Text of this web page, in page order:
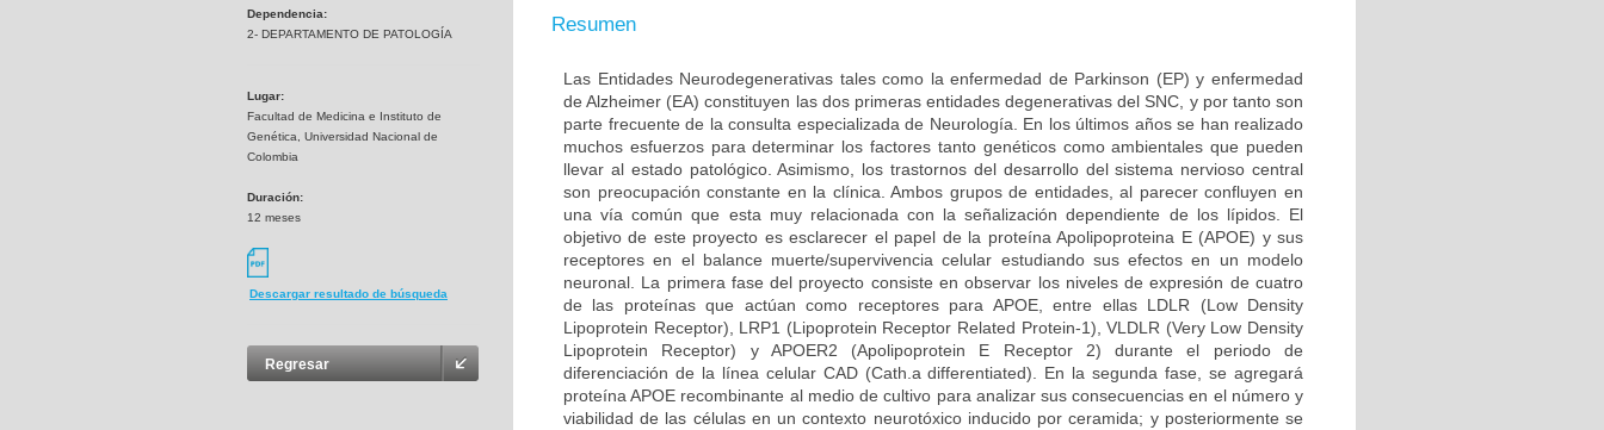
Dependencia:
2- DEPARTAMENTO DE PATOLOGÍA
Lugar:
Facultad de Medicina e Instituto de
Genética, Universidad Nacional de
Colombia
Duración:
12 meses
Descargar resultado de búsqueda
Regresar
Resumen
Las Entidades Neurodegenerativas tales como la enfermedad de Parkinson (EP) y enfermedad
de Alzheimer (EA) constituyen las dos primeras entidades degenerativas del SNC, y por tanto son
parte frecuente de la consulta especializada de Neurología. En los últimos años se han realizado
muchos esfuerzos para determinar los factores tanto genéticos como ambientales que pueden
llevar al estado patológico. Asimismo, los trastornos del desarrollo del sistema nervioso central
son preocupación constante en la clínica. Ambos grupos de entidades, al parecer confluyen en
una vía común que esta muy relacionada con la señalización dependiente de los lípidos. El
objetivo de este proyecto es esclarecer el papel de la proteína Apolipoproteina E (APOE) y sus
receptores en el balance muerte/supervivencia celular estudiando sus efectos en un modelo
neuronal. La primera fase del proyecto consiste en observar los niveles de expresión de cuatro
de las proteínas que actúan como receptores para APOE, entre ellas LDLR (Low Density
Lipoprotein Receptor), LRP1 (Lipoprotein Receptor Related Protein-1), VLDLR (Very Low Density
Lipoprotein Receptor) y APOER2 (Apolipoprotein E Receptor 2) durante el periodo de
diferenciación de la línea celular CAD (Cath.a differentiated). En la segunda fase, se agregará
proteína APOE recombinante al medio de cultivo para analizar sus consecuencias en el número y
viabilidad de las células en un contexto neurotóxico inducido por ceramida; y posteriormente se